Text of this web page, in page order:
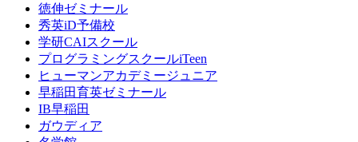
徳伸ゼミナール
秀英iD予備校
学研CAIスクール
プログラミングスクールiTeen
ヒューマンアカデミージュニア
早稲田育英ゼミナール
IB早稲田
ガウディア